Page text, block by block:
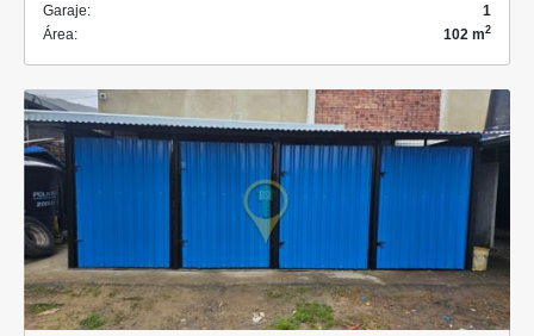
Garaje:
1
Área:
102 m2